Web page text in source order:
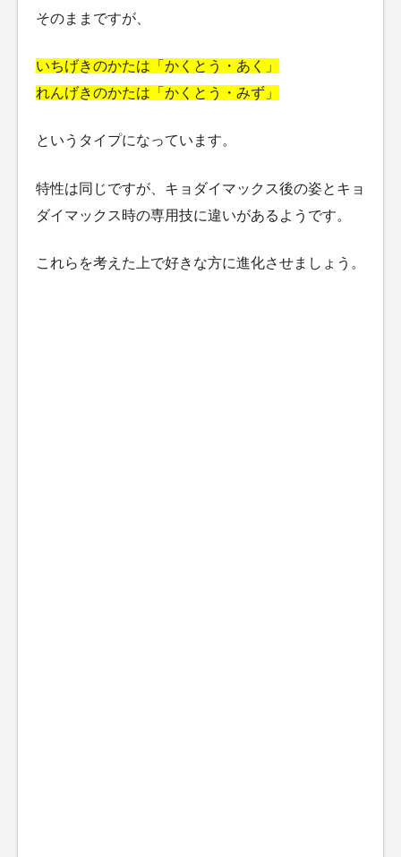
そのままですが、
いちげきのかたは「かくとう・あく」
れんげきのかたは「かくとう・みず」
というタイプになっています。
特性は同じですが、キョダイマックス後の姿とキョ
ダイマックス時の専用技に違いがあるようです。
これらを考えた上で好きな方に進化させましょう。